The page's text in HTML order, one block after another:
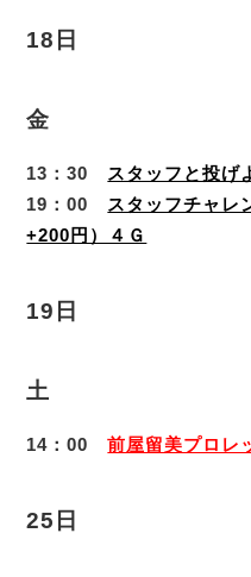
18日
金
13：30 スタッフと投
19：00 スタッフチャ
+200円）４Ｇ
19日
土
14：00前屋留美プロ
25日